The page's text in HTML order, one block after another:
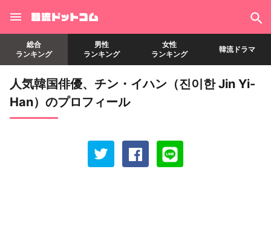
総合
ランキング
男性
ランキング
女性
ランキング
韓流ドラマ
人気韓国俳優、チン・イハン（진이한 Jin Yi-
Han）のプロフィール